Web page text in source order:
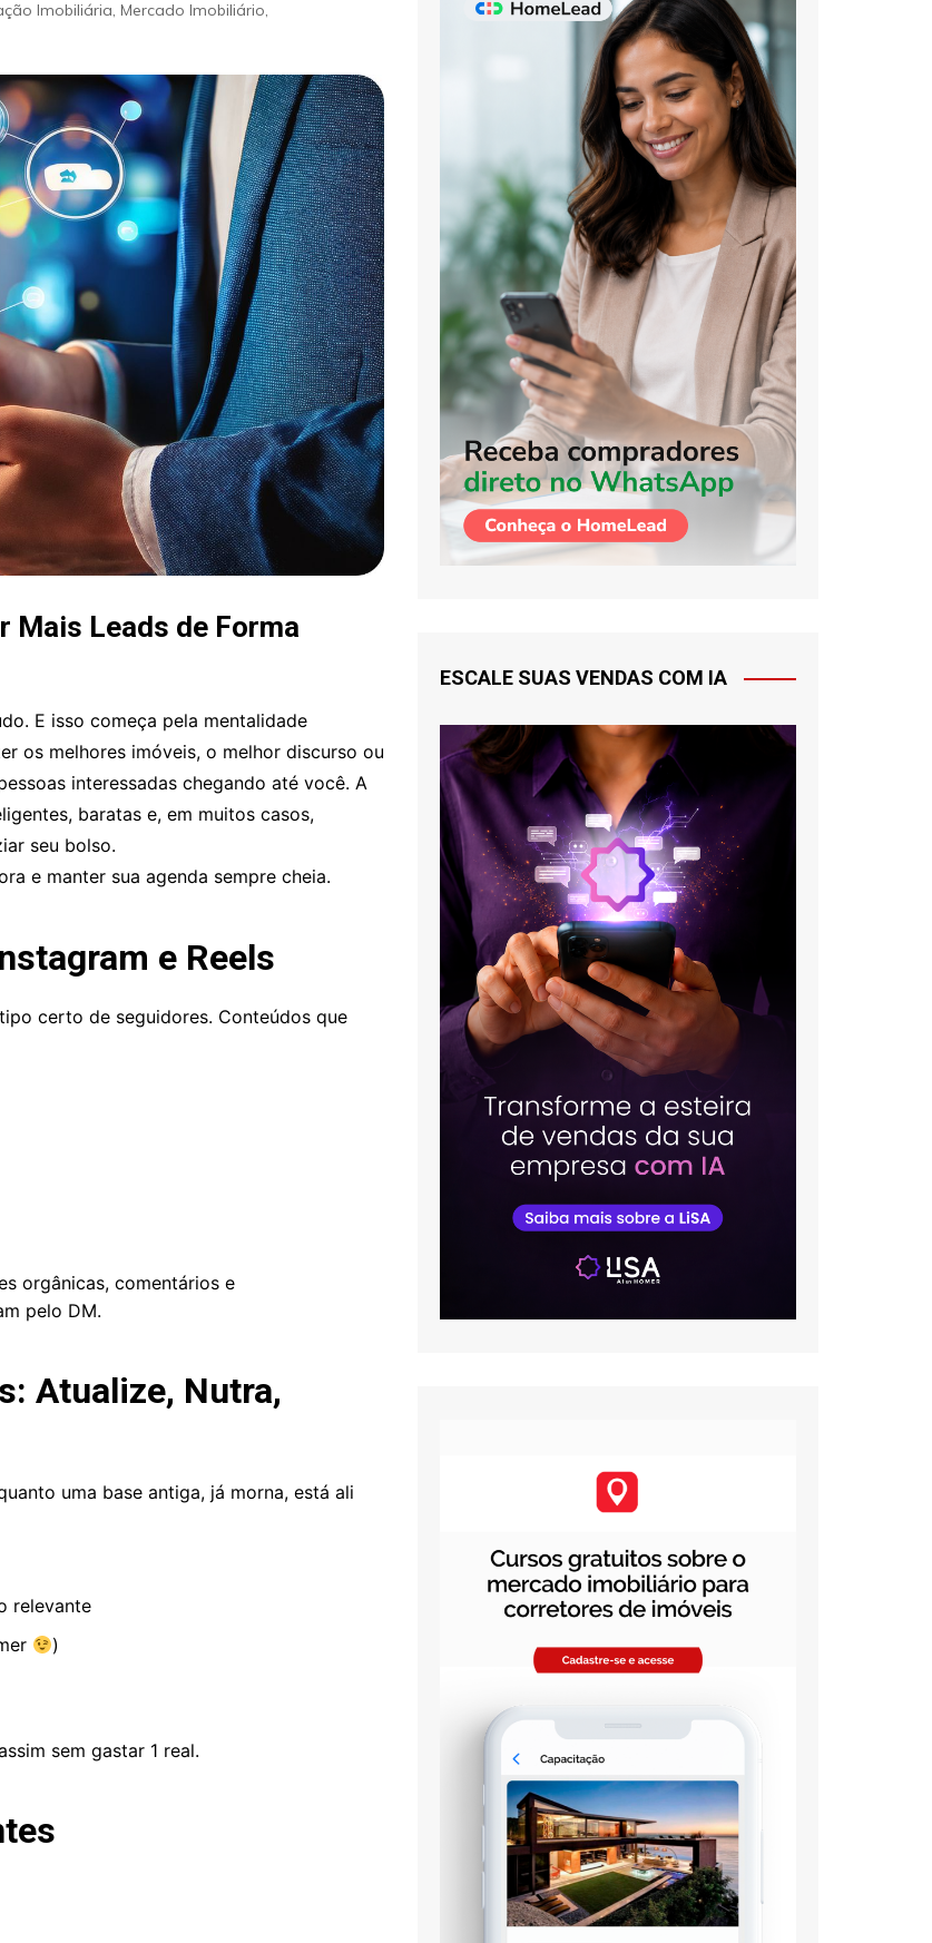
Imobiliária, Mercado Imobiliário,
Mais Leads de Forma
E isso começa pela mentalidade
os melhores imóveis, o melhor discurso ou
interessadas chegando até você. A
baratas e, em muitos casos,
seu bolso.
e manter sua agenda sempre cheia.
e Reels
certo de seguidores. Conteúdos que
orgânicas, comentários e
pelo DM.
Atualize, Nutra,
uma base antiga, já morna, está ali
relevante
)
sem gastar 1 real.
ESCALE SUAS VENDAS COM IA